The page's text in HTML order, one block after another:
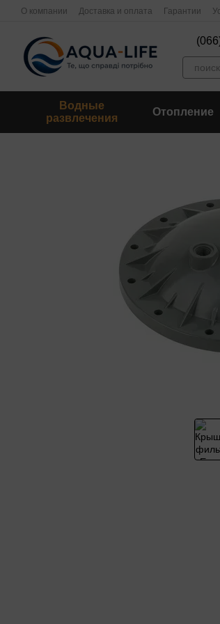
Перейти к основному контенту
О компании Доставка и оплата Гарантии
Водные
развлечения
Отопление